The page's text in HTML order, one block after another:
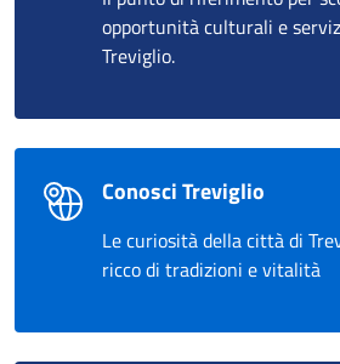
opportunità culturali e
Treviglio.
Conosci Treviglio
Le curiosità della città di
ricco di tradizioni e vitalità